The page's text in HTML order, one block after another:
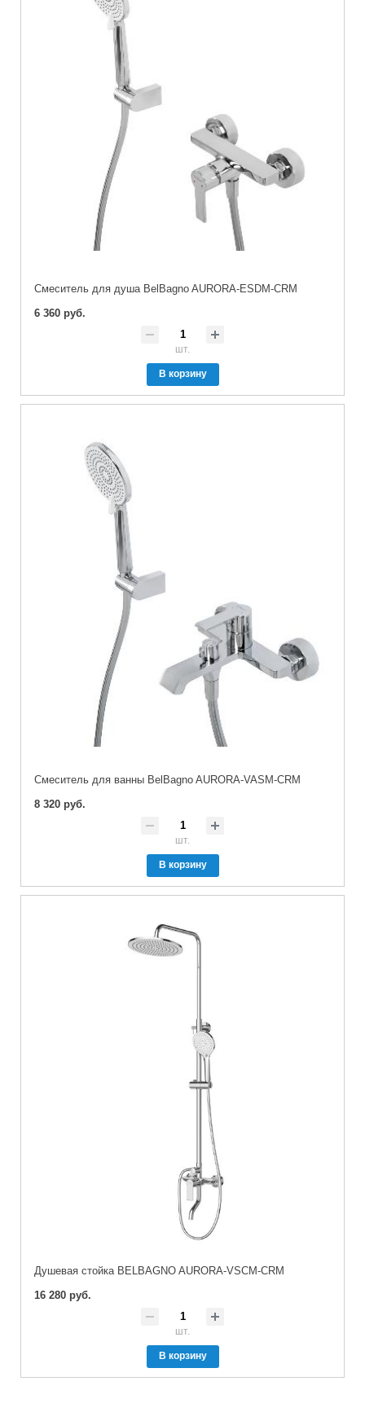
Смеситель для душа BelBagno AURORA-ESDM-CRM
6 360 руб.
шт.
В корзину
Смеситель для ванны BelBagno AURORA-VASM-CRM
8 320 руб.
шт.
В корзину
Душевая стойка BELBAGNO AURORA-VSCM-CRM
16 280 руб.
шт.
В корзину